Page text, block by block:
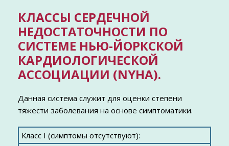
КЛАССЫ СЕРДЕЧНОЙ
НЕДОСТАТОЧНОСТИ ПО
СИСТЕМЕ НЬЮ-ЙОРКСКОЙ
КАРДИОЛОГИЧЕСКОЙ
АССОЦИАЦИИ (NYHA).
Данная система служит для оценки степени
тяжести заболевания на основе симптоматики.
Класс I (симптомы отсутствуют):